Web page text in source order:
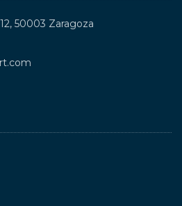
50003 Zaragoza